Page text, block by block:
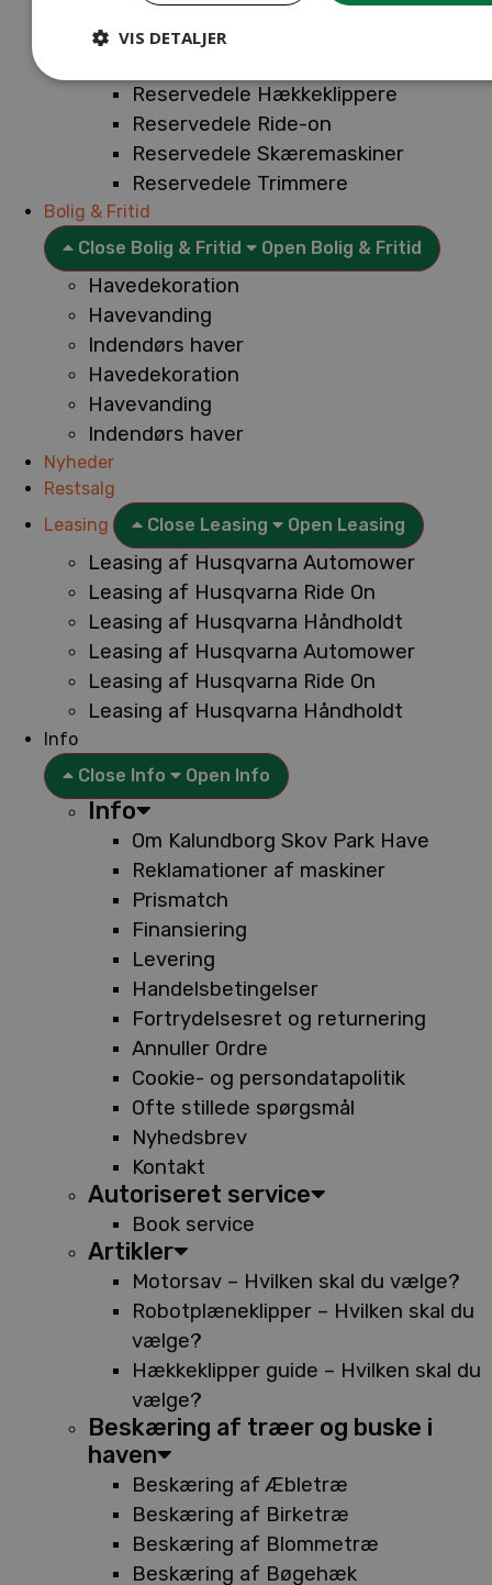
Reservedele Motorsave
Reservedele Plæneklippere
Reservedele Hækkeklippere
Reservedele Ride-on
Reservedele Skæremaskiner
Reservedele Trimmere
Bolig & Fritid
Close Bolig & Fritid
Open Bolig & Fritid
Havedekoration
Havevanding
Indendørs haver
Havedekoration
Havevanding
Indendørs haver
Nyheder
Restsalg
Leasing
Close Leasing Open Leasing
Leasing af Husqvarna Automower
Leasing af Husqvarna Ride On
Leasing af Husqvarna Håndholdt
Leasing af Husqvarna Automower
Leasing af Husqvarna Ride On
Leasing af Husqvarna Håndholdt
Info
Close Info
Open Info
Info
Om Kalundborg Skov Park Have
Reklamationer af maskiner
Prismatch
Finansiering
Levering
Handelsbetingelser
Fortrydelsesret og returnering
Annuller Ordre
Cookie- og persondatapolitik
Ofte stillede spørgsmål
Nyhedsbrev
Kontakt
Autoriseret service
Book service
Artikler
Motorsav – Hvilken skal du vælge?
Robotplæneklipper – Hvilken skal du
vælge?
Hækkeklipper guide – Hvilken skal du
vælge?
Beskæring af træer og buske i
haven
Beskæring af Æbletræ
Beskæring af Birketræ
Beskæring af Blommetræ
Beskæring af Bøgehæk
VIS DETALJER